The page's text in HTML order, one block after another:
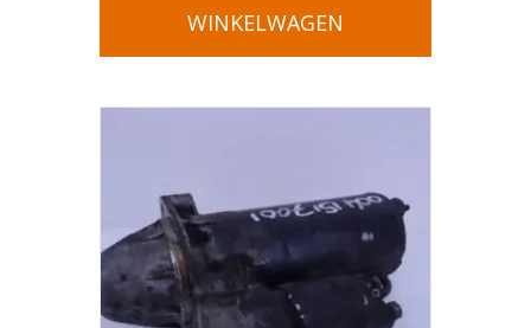
WINKELWAGEN